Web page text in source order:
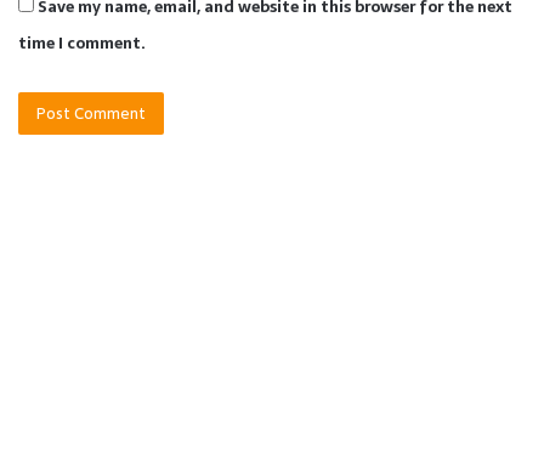
Save my name, email, and website in this browser for the next
time I comment.